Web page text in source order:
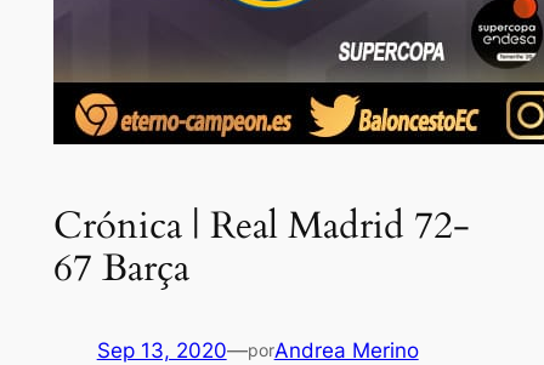
Crónica | Real Madrid 72-
67 Barça
Sep 13, 2020—porAndrea Merino